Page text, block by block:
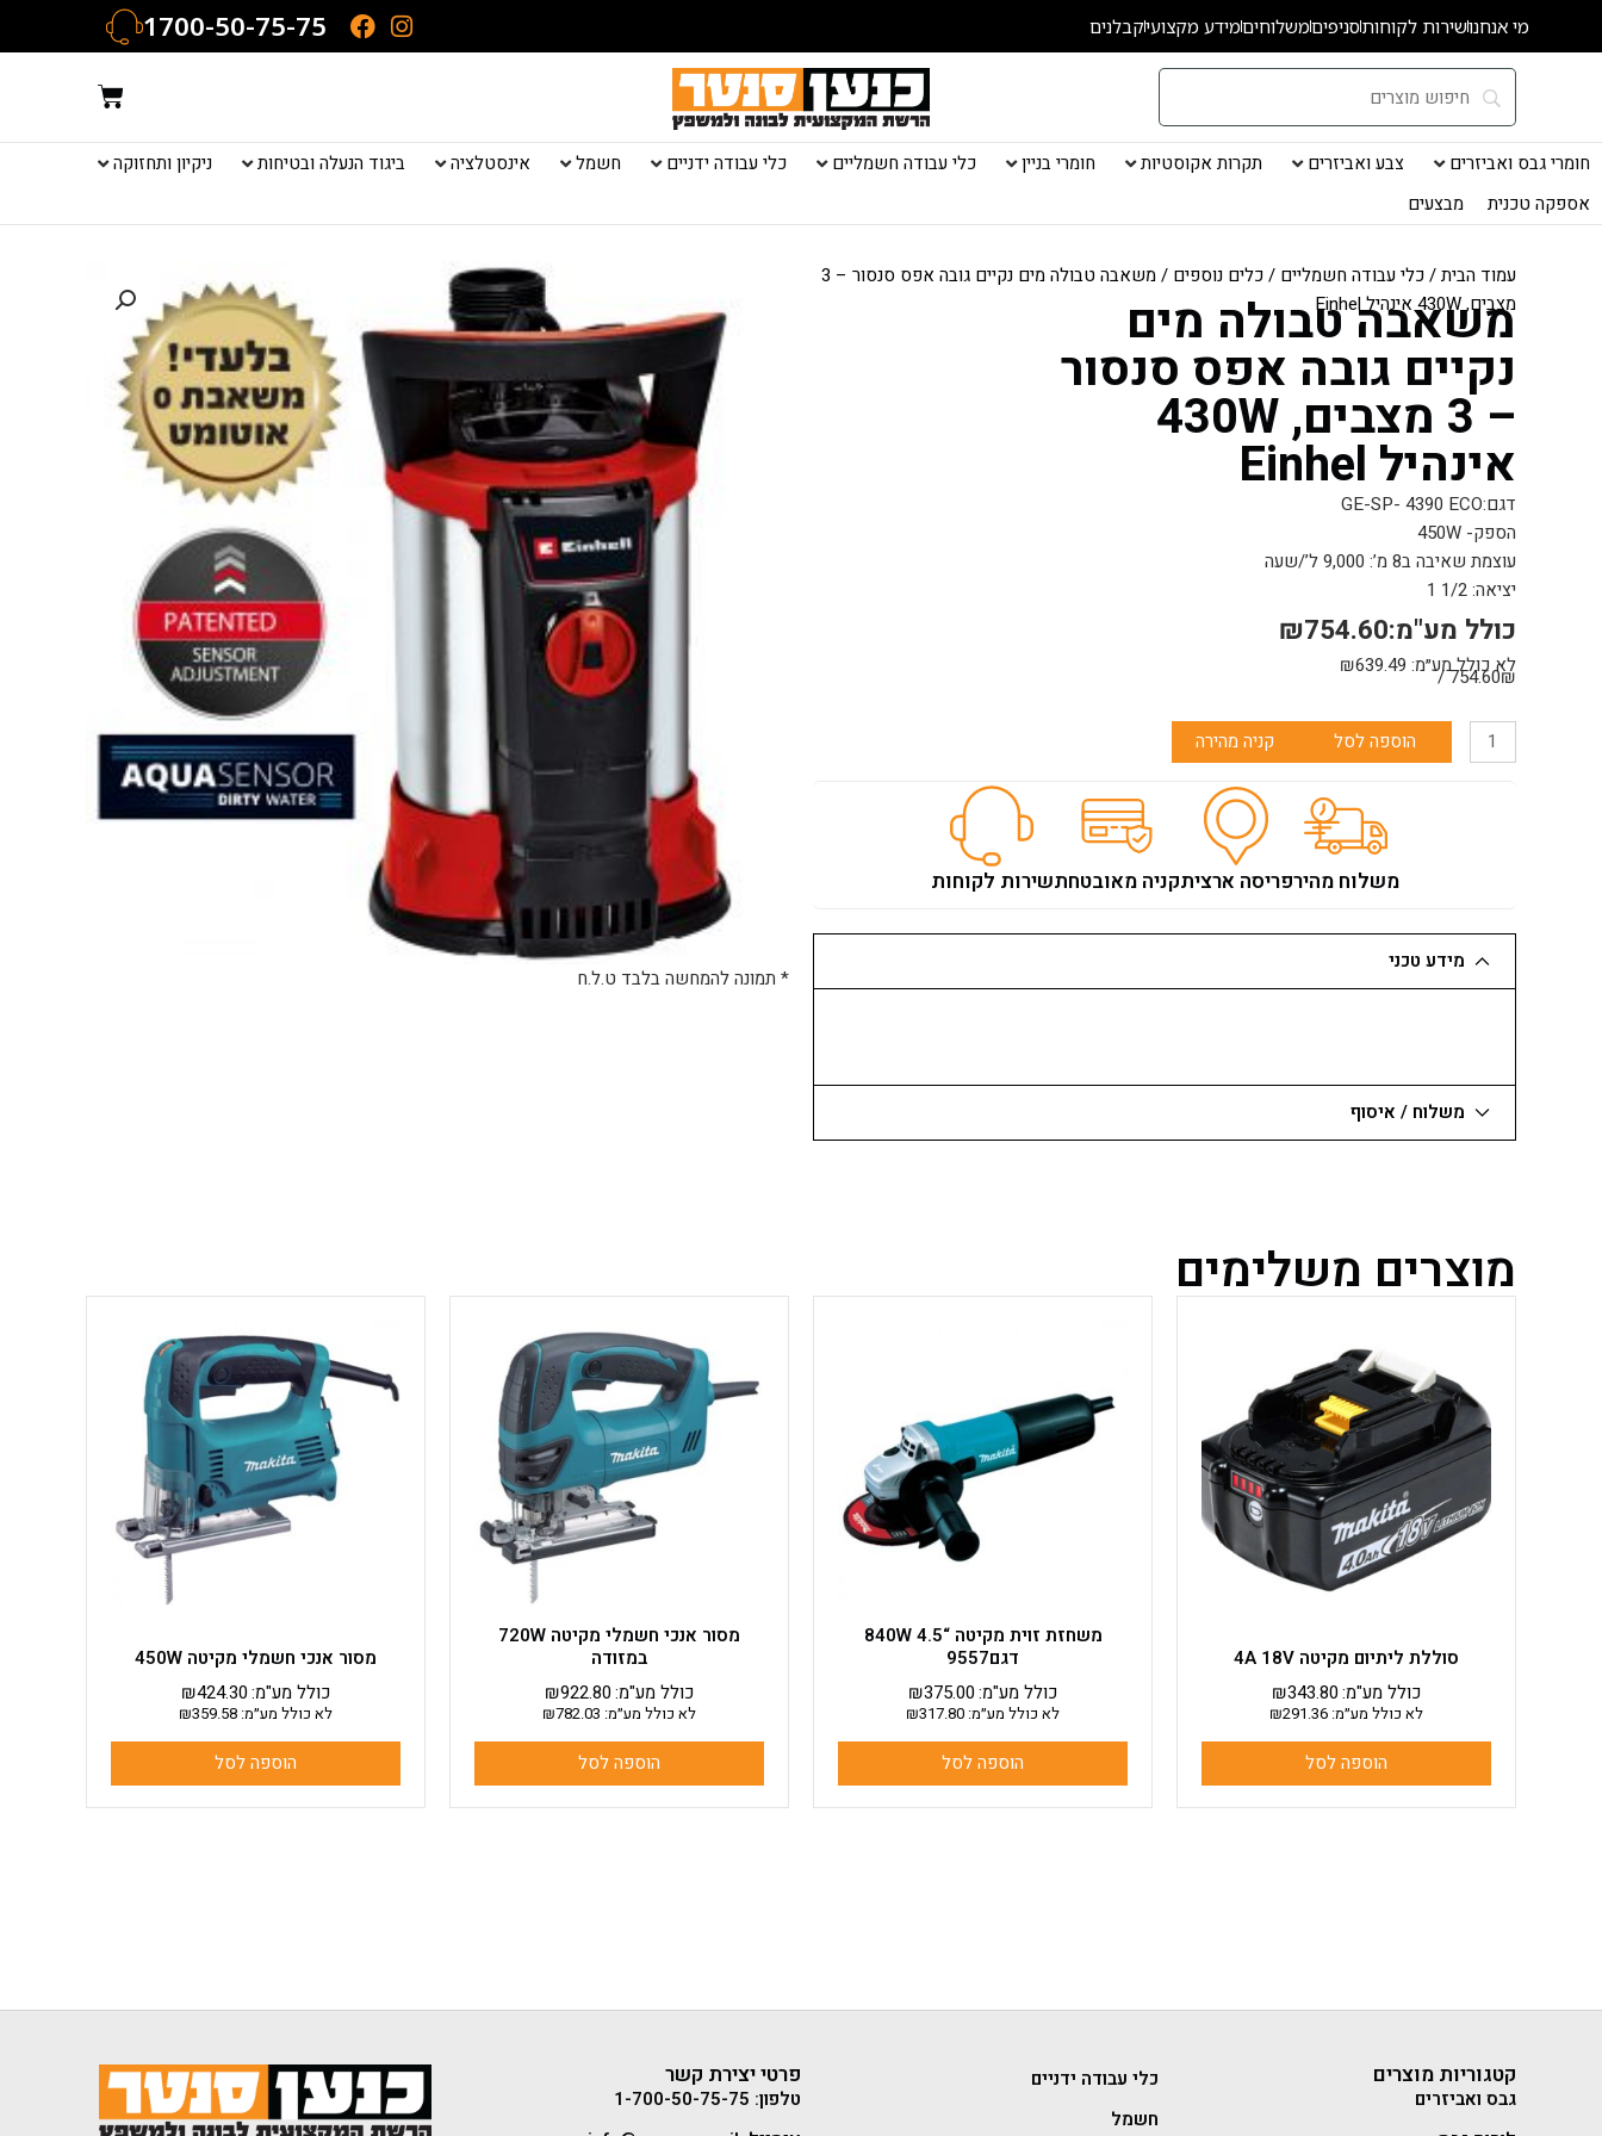
מי אנחנושירות לקוחותסניפיםמשלוחיםמידע מקצועיקבלנים 1700-50-75-75
עגלת
קניות
חומרי גבס ואביזרים צבע ואביזרים תקרות אקוסטיות חומרי בניין כלי עבודה חשמליים כלי עבודה ידניים חשמל אינסטלציה ביגוד הנעלה ובטיחות
ניקיון ותחזוקה
אספקה טכנית
מבצעים
עמוד הבית/כלי עבודה חשמליים /כלים נוספים
/ משאבה טבולה מים נקיים גובה אפס סנסור – 3
מצבים, 430W אינהיל Einhel
משאבה טבולה מים
נקיים גובה אפס סנסור
– 3 מצבים, 430W
אינהיל Einhel
דגם:GE-SP- 4390 ECO
הספק- 450W
עוצמת שאיבה ב8 מ’: 9,000 ל’/שעה
יציאה: 1/2 1
₪754.60כולל מע"מ:
לא כולל מע״מ: ₪639.49
754.60₪ /
כמות
סנסור
Einhel
הוספה לסל קניה מהירה
משלוח מהירפריסה ארציתקניה מאובטחתשירות לקוחות
מידע טכני
משלוח / איסוף
* תמונה להמחשה בלבד ט.ל.ח
מוצרים משלימים
סוללת ליתיום מקיטה 4A 18V
₪343.80כולל מע"מ:
לא כולל מע״מ: ₪291.36
הוספה לסל
משחזת זוית מקיטה “4.5 840W
דגם9557
₪375.00כולל מע"מ:
לא כולל מע״מ: ₪317.80
הוספה לסל
מסור אנכי חשמלי מקיטה 720W
במזודה
₪922.80כולל מע"מ:
לא כולל מע״מ: ₪782.03
הוספה לסל
מסור אנכי חשמלי מקיטה 450W
₪424.30כולל מע"מ:
לא כולל מע״מ: ₪359.58
הוספה לסל
קטגוריות מוצרים
גבס ואביזרים
כלי עבודה ידניים
חשמל
פרטי יצירת קשר
טלפון: 1-700-50-75-75